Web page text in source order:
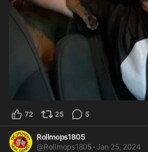
1:15
72 25 5
Rollmops1805
@Rollmops1805 · Jan 25, 2024